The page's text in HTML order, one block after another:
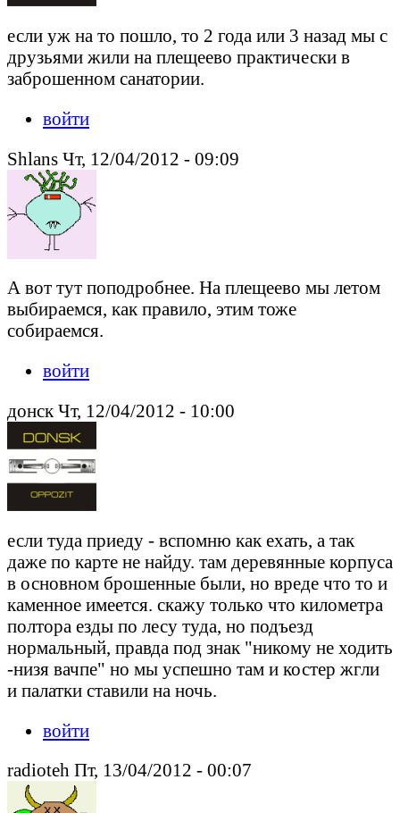
если уж на то пошло, то 2 года или 3 назад мы с
друзьями жили на плещеево практически в
заброшенном санатории.
войти
Shlans Чт, 12/04/2012 - 09:09
А вот тут поподробнее. На плещеево мы летом
выбираемся, как правило, этим тоже
собираемся.
войти
донск Чт, 12/04/2012 - 10:00
если туда приеду - вспомню как ехать, а так
даже по карте не найду. там деревянные корпуса
в основном брошенные были, но вреде что то и
каменное имеется. скажу только что километра
полтора езды по лесу туда, но подъезд
нормальный, правда под знак "никому не ходить
-низя вачпе" но мы успешно там и костер жгли
и палатки ставили на ночь.
войти
radioteh Пт, 13/04/2012 - 00:07